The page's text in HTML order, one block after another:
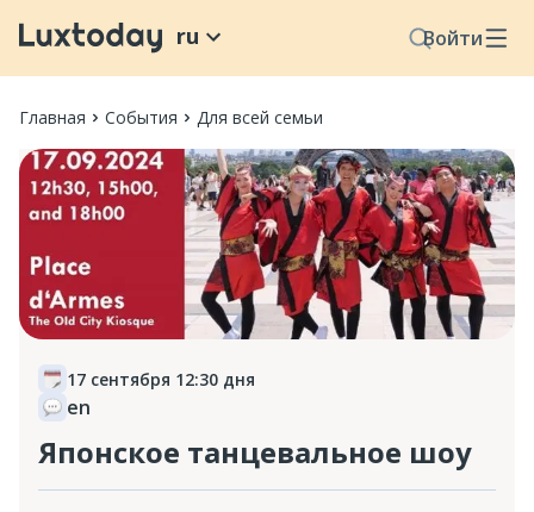
Войти
ru
Главная События Для всей семьи
17 сентября 12:30 дня
en
Японское танцевальное шоу